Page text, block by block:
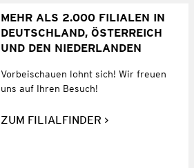
MEHR ALS 2.000 FILIALEN IN
DEUTSCHLAND, ÖSTERREICH
UND DEN NIEDERLANDEN
Vorbeischauen lohnt sich! Wir freuen
uns auf Ihren Besuch!
ZUM FILIALFINDER